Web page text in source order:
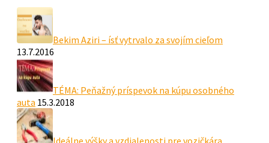
Bekim Aziri – ísť vytrvalo za svojím cieľom
13.7.2016
TÉMA: Peňažný príspevok na kúpu osobného
auta 15.3.2018
Ideálne výšky a vzdialenosti pre vozičkára